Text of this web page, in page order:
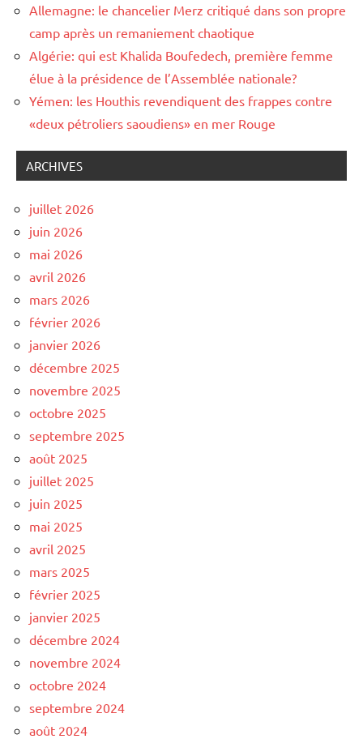
Allemagne: le chancelier Merz critiqué dans son propre
camp après un remaniement chaotique
Algérie: qui est Khalida Boufedech, première femme
élue à la présidence de l’Assemblée nationale?
Yémen: les Houthis revendiquent des frappes contre
«deux pétroliers saoudiens» en mer Rouge
ARCHIVES
juillet 2026
juin 2026
mai 2026
avril 2026
mars 2026
février 2026
janvier 2026
décembre 2025
novembre 2025
octobre 2025
septembre 2025
août 2025
juillet 2025
juin 2025
mai 2025
avril 2025
mars 2025
février 2025
janvier 2025
décembre 2024
novembre 2024
octobre 2024
septembre 2024
août 2024